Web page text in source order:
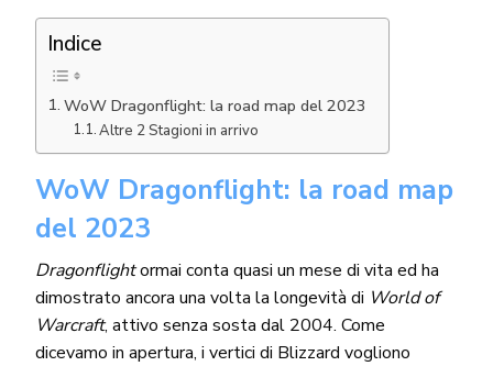
Indice
WoW Dragonflight: la road map del 2023
Altre 2 Stagioni in arrivo
WoW Dragonflight: la road map
del 2023
Dragonflightormai conta quasi un mese di vita ed ha
dimostrato ancora una volta la longevità di World of
Warcraft, attivo senza sosta dal 2004. Come
dicevamo in apertura, i vertici di Blizzard vogliono